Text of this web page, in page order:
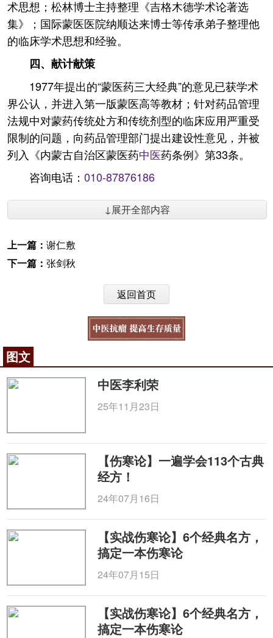
术思想；松林博士主持整理《吉格木德学术论著选
集》；国际蒙医医院纳顺达来博士等传承弟子整理他
的临床学术思想和经验。
四、献计献策
1977年提出的“蒙医药三大经典”的意见已获学术
界公认，并进入第一版蒙医高等教材；针对药品管理
法规中对蒙药传统处方和传统剂型的临床应用严重受
限制的问题，向药品管理部门提出建设性意见，并被
列入《内蒙古自治区蒙医药中医药条例》第33条。
咨询电话： 010-87876186
↓展开全部内容
上一篇： 谢仁敷
下一篇： 张剑秋
返回首页
图文
中医李利荣
25年11月23日
【伤寒论】一遍学会113个古典
经方！
24年07月16日
【实战伤寒论】6个经典名方，
搞定一本伤寒论
24年07月15日
【实战伤寒论】6个经典名方，
搞定一本伤寒论